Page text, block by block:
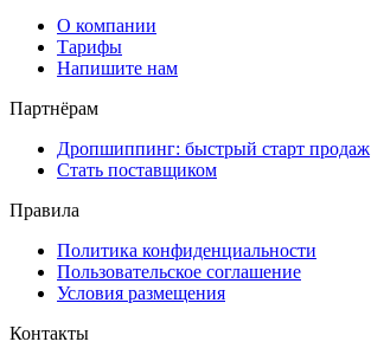
О компании
Тарифы
Напишите нам
Партнёрам
Дропшиппинг: быстрый старт продаж
Стать поставщиком
Правила
Политика конфиденциальности
Пользовательское соглашение
Условия размещения
Контакты